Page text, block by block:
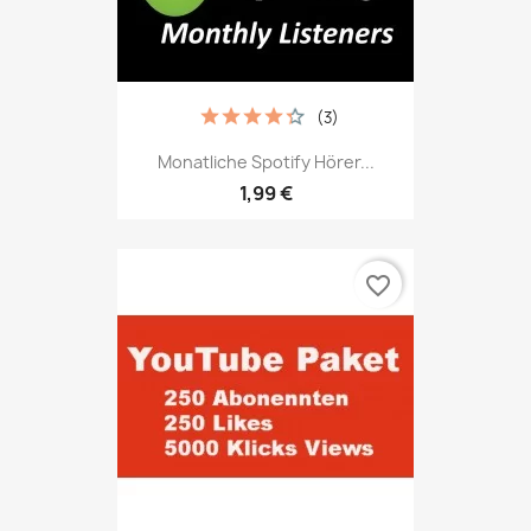
Monatliche Spotify Hörer...
1,99 €
(3)
favorite_border